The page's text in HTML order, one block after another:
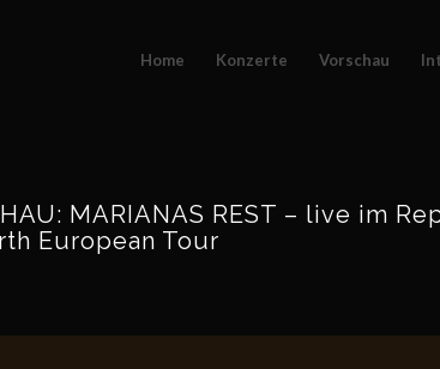
Home Konzerte Vorschau
MARIANAS REST – live im
European Tour